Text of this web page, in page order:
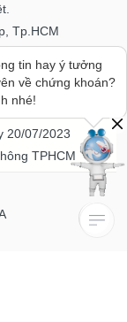
Tp.HCM
7237
11/2016
11/2017
20/07/2023
TPHCM
tin hay ý tưởng
về chứng khoán?
nhé!